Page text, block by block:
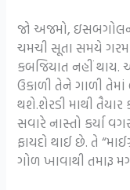
જો અજમો,
ચમચી સૂતા સમયે
કબજિયાત નહીં થાય.
ઉકાળી તેને ગાળી
થશે.શેરડી માથી
સવારે નાસ્તો કર્યા
ફાયદો થાઈ છે. તે
ગોળ ખાવાથી તમારૂ